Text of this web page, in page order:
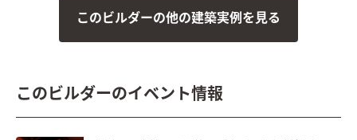
このビルダーの他の建築実例を見る
このビルダーのイベント情報